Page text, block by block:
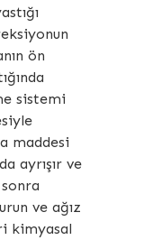
ön
sistemi
maddesi
ayrışır ve
ve ağız
kimyasal